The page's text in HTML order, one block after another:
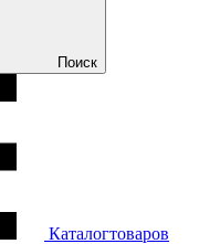
Поиск
Каталогтоваров